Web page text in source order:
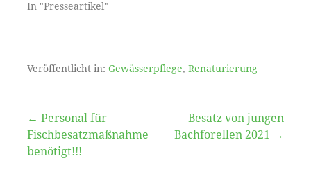
In "Presseartikel"
Veröffentlicht in: Gewässerpflege, Renaturierung
Beitragsnavigation
← Personal für
Fischbesatzmaßnahme
benötigt!!!
Besatz von jungen
Bachforellen 2021 →